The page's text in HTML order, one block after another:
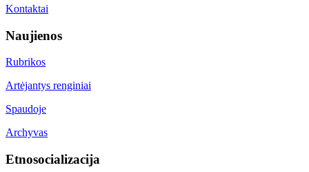
Kontaktai
Naujienos
Rubrikos
Artėjantys renginiai
Spaudoje
Archyvas
Etnosocializacija